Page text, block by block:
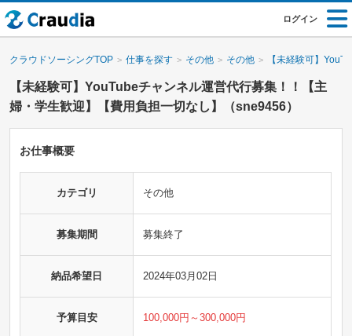
ログイン
クラウドソーシングTOP 仕事を探す その他 その他 【未経験可】
【未経験可】YouTubeチャンネル運営代行募集！！【主
婦・学生歓迎】【費用負担一切なし】（sne9456）
お仕事概要
カテゴリ その他
募集期間 募集終了
納品希望日 2024年03月02日
予算目安 100,000円～300,000円